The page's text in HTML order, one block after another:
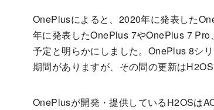
OnePlusによると、2020年に発表した
年に発表したOnePlus 7やOnePlus 7
予定と明らかにしました。OnePlus 8シ
期間がありますが、その間の更新はH2OS
OnePlusが開発・提供しているH2OSは